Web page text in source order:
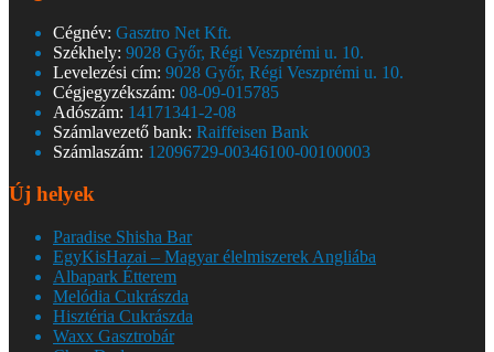
Cégnév: Gasztro Net Kft.
Székhely: 9028 Győr, Régi Veszprémi u. 10.
Levelezési cím: 9028 Győr, Régi Veszprémi u. 10.
Cégjegyzékszám: 08-09-015785
Adószám: 14171341-2-08
Számlavezető bank: Raiffeisen Bank
Számlaszám: 12096729-00346100-00100003
Új helyek
Paradise Shisha Bar
EgyKisHazai – Magyar élelmiszerek Angliába
Albapark Étterem
Melódia Cukrászda
Hisztéria Cukrászda
Waxx Gasztrobár